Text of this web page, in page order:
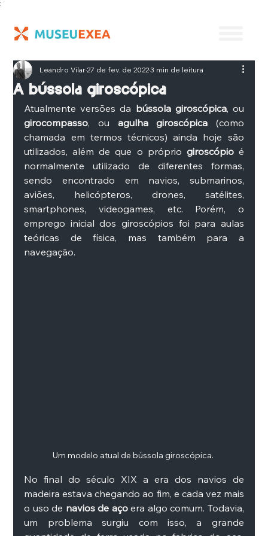
;
A bússola giroscópica
Leandro Vilar27 de fev. de 20223 min de leitura
Atualmente versões da bússola giroscópica
girocompasso, ou agulha giroscópica (como
chamada em termos técnicos) ainda hoje são
utilizados, além de que o próprio giroscópio é
normalmente utilizado de diferentes formas,
sendo encontrado em navios, submarinos,
aviões, helicópteros, drones, satélites,
smartphones, videogames, etc. Porém, o
emprego inicial dos giroscópios foi para aulas
teóricas de física, mas também para a
navegação.
Um modelo atual de bússola giroscópica.
No final do século XIX a era dos navios de
madeira estava chegando ao fim, e cada vez mais
o uso de navios de aço era algo comum. Todavia,
um problema surgiu com isso, a grande